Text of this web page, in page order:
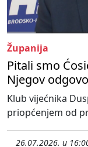
Županija
Pitali smo
Njegov
Klub vijećnika
priopćenjem od
26.07.2026. u